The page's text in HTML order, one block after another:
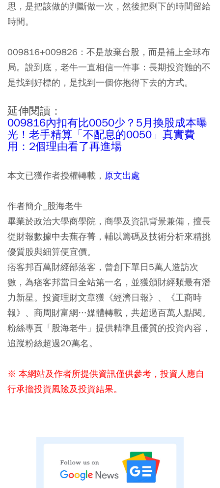
思，是把該做的判斷做一次，然後把剩下的時間留給
時間。
009816+009826：不是放棄台股，而是補上全球布
局。說到底，老牛一直相信一件事：長期投資難的不
是找到好標的，是找到一個你抱得下去的方式。
延伸閱讀：
009816內扣有比0050少？5月換股成本曝
光！老手精算「不配息的0050」真實費
用：2個理由看了再進場
本文已獲作者授權轉載， 原文出處
作者簡介_股海老牛
畢業於政治大學商學院，商學及資訊背景兼備，擅長
從財報數據中去蕪存菁，輔以籌碼及技術分析來精挑
優質股與細算便宜價。
痞客邦百萬財經部落客，曾創下單日5萬人造訪次
數，為痞客邦當日全站第一名，並獲頒財經類最有潛
力新星。投資理財文章獲《經濟日報》、《工商時
報》、商周財富網…媒體轉載，共超過百萬人點閱。
粉絲專頁「股海老牛」提供精準且優質的投資內容，
追蹤粉絲超過20萬名。
※ 本網站及作者所提供資訊僅供參考，投資人應自
行承擔投資風險及投資結果。